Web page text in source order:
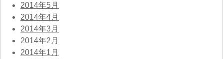
2014年5月
2014年4月
2014年3月
2014年2月
2014年1月